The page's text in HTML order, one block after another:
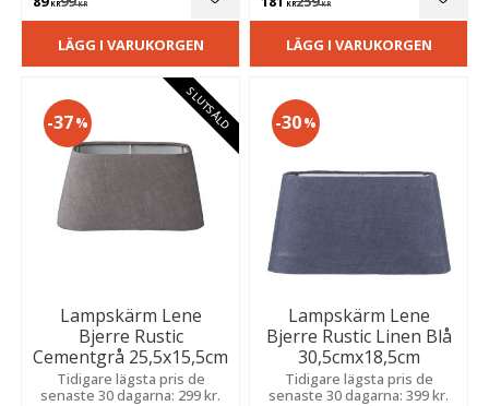
KR KR Lägg till i favoriter
LÄGG I VARUKORGEN
KR KR
LÄGG I VARUKORGEN
Lampskärm Lene
Bjerre Rustic
Cementgrå 25,5x15,5cm
Tidigare lägsta pris de
senaste 30 dagarna: 299 kr.
37% SLUTSÅLD
Lampskärm Lene
Bjerre Rustic Linen Blå
30,5cmx18,5cm
Tidigare lägsta pris de
senaste 30 dagarna: 399 kr.
30%